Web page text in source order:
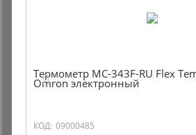
Термометр МС-343F-RU Flex
Omron электронный
КОД: 09000485